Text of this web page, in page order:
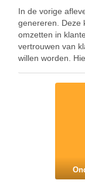
In de vorige
genereren. Deze
omzetten in
vertrouwen van
willen worden.